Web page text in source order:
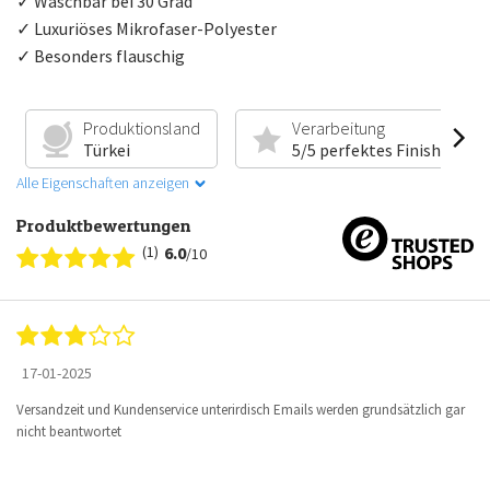
✓ Luxuriöses Mikrofaser-Polyester
✓ Besonders flauschig
Produktionsland
Türkei
Verarbeitung
5/5 perfektes Finish
Alle Eigenschaften anzeigen
Produktbewertungen
(1) 6.0/10
17-01-2025
Versandzeit und Kundenservice unterirdisch Emails werden grundsätzlich gar
nicht beantwortet